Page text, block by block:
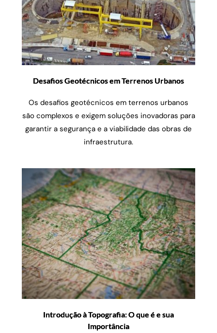
Desafios Geotécnicos em Terrenos Urbanos
Os desafios geotécnicos em terrenos urbanos
são complexos e exigem soluções inovadoras para
garantir a segurança e a viabilidade das obras de
infraestrutura.
Introdução à Topografia: O que é e sua
Importância